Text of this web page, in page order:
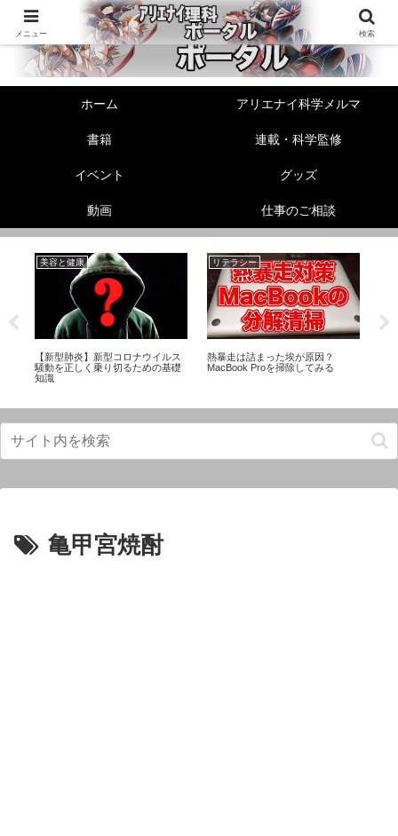
ホーム アリエナイ科学メルマ
書籍 連載・科学監修
イベント グッズ
動画 仕事のご相談
美容と健康
【新型肺炎】新型コロナウイルス
騒動を正しく乗り切るための基礎
知識
リテラシー
熱暴走は詰まった埃が原因？
MacBook Proを掃除してみる
亀甲宮焼酎
メニュー 検索